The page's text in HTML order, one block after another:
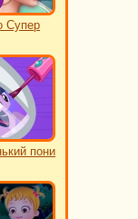
Супер
пони